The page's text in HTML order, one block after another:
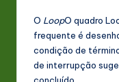
O LoopO quadro
frequente é
condição de
de interrupção
concluído.